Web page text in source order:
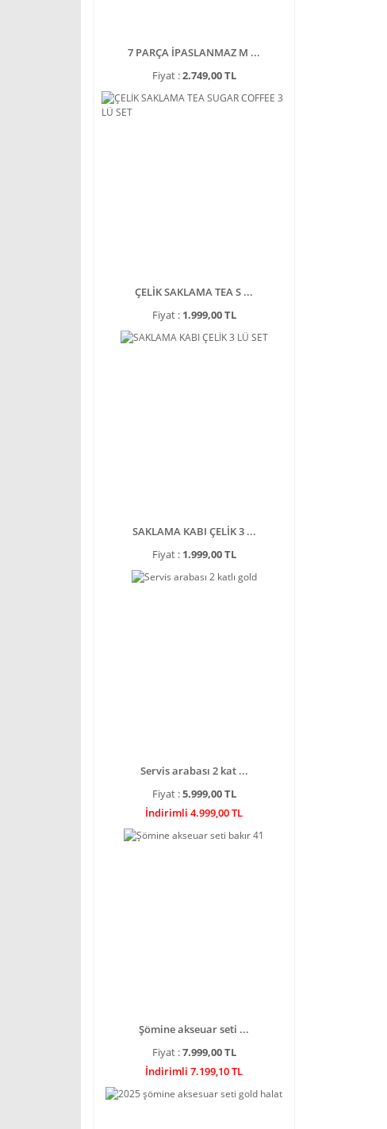
7 PARÇA İPASLANMAZ M ...
Fiyat :2.749,00 TL
ÇELİK SAKLAMA TEA S ...
Fiyat : 1.999,00 TL
SAKLAMA KABI ÇELİK 3 ...
Fiyat : 1.999,00 TL
Servis arabası 2 kat ...
Fiyat :5.999,00 TL
İndirimli 4.999,00 TL
Şömine akseuar seti ...
Fiyat :7.999,00 TL
İndirimli 7.199,10 TL